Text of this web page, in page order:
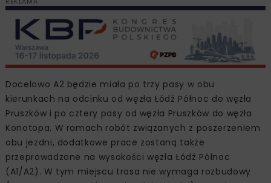
Docelowo A2 będzie miała po trzy pasy w obu
kierunkach na odcinku od węzła Łódź Północ do węzła
Pruszków i po cztery pasy od węzła Pruszków do węzła
Konotopa. W ramach robót związanych z poszerzeniem
obu jezdni, dodatkowe prace zostaną także
przeprowadzone na wysokości węzła Łódź Północ
(A1/A2). W tym miejscu trasa nie wymaga rozbudowy